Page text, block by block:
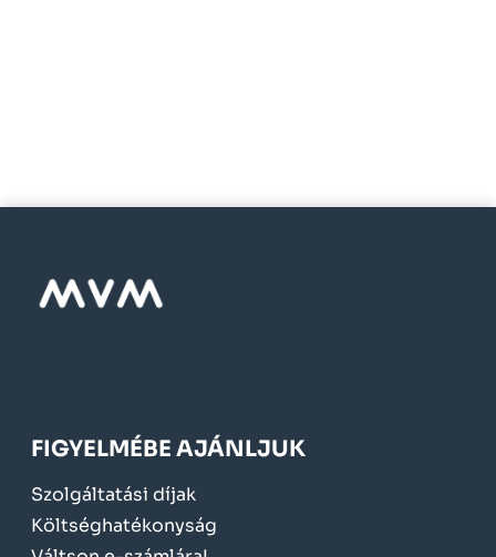
FIGYELMÉBE AJÁNLJUK
Szolgáltatási díjak
Költséghatékonyság